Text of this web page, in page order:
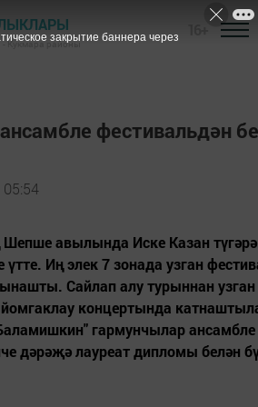
- Кукмара районы
фестивальдән
авылында Иске Казан
Иң элек 7 зонада узган
Сайлап алу турыннан
йомгаклау концертында
гармунчылар
дәрәҗә лауреат дипломы белән
закрытие баннера через